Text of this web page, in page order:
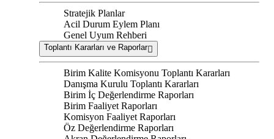
Stratejik Planlar
Acil Durum Eylem Planı
Genel Uyum Rehberi
Toplantı Kararları ve Raporlar
Birim Kalite Komisyonu Toplantı Kararları
Danışma Kurulu Toplantı Kararları
Birim İç Değerlendirme Raporları
Birim Faaliyet Raporları
Komisyon Faaliyet Raporları
Öz Değerlendirme Raporları